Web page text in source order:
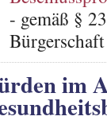
- gemäß §
im